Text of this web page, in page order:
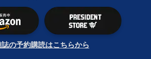
誌の予約購読はこちらから